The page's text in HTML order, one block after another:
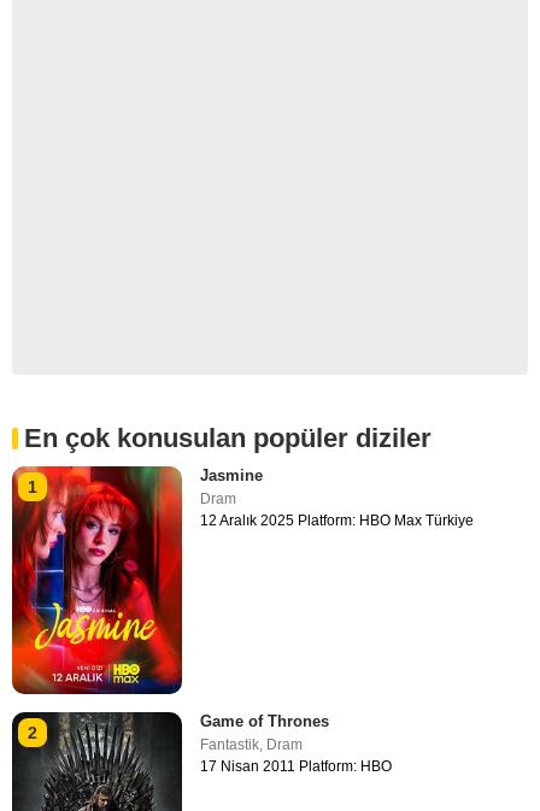
En çok konusulan popüler diziler
1
Jasmine
Dram
12 Aralık 2025 Platform: HBO Max Türkiye
2
Game of Thrones
Fantastik Dram
17 Nisan 2011 Platform: HBO